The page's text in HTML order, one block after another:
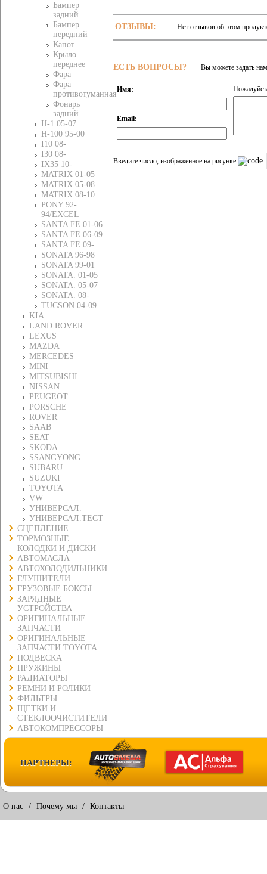
Бампер
задний
Бампер
передний
Капот
Крыло
переднее
Фара
Фара
противотуманная
Фонарь
задний
H-1 05-07
H-100 95-00
I10 08-
I30 08-
IХ35 10-
MATRIX 01-05
MATRIX 05-08
MATRIX 08-10
PONY 92-
94/EXCEL
SANTA FE 01-06
SANTA FE 06-09
SANTA FE 09-
SONATA 96-98
SONATA 99-01
SONATA. 01-05
SONATA. 05-07
SONATA. 08-
TUCSON 04-09
KIA
LAND ROVER
LEXUS
MAZDA
MERCEDES
MINI
MITSUBISHI
NISSAN
PEUGEOT
PORSCHE
ROVER
SAAB
SEAT
SKODA
SSANGYONG
SUBARU
SUZUKI
TOYOTA
VW
УНИВЕРСАЛ.
УНИВЕРСАЛ.ТЕСТ
СЦЕПЛЕНИЕ
ТОРМОЗНЫЕ
КОЛОДКИ И ДИСКИ
АВТОМАСЛА
АВТОХОЛОДИЛЬНИКИ
ГЛУШИТЕЛИ
ГРУЗОВЫЕ БОКСЫ
ЗАРЯДНЫЕ
УСТРОЙСТВА
ОРИГИНАЛЬНЫЕ
ЗАПЧАСТИ
ОРИГИНАЛЬНЫЕ
ЗАПЧАСТИ TOYOTA
ПОДВЕСКА
ПРУЖИНЫ
РАДИАТОРЫ
РЕМНИ И РОЛИКИ
ФИЛЬТРЫ
ЩЕТКИ И
СТЕКЛООЧИСТИТЕЛИ
АВТОКОМПРЕССОРЫ
ОТЗЫВЫ: Нет отзывов об этом
ЕСТЬ ВОПРОСЫ? Вы можете задать
Имя:
Email:
Введите число, изображенное на рисунке:
ПАРТНЕРЫ:
О нас / Почему мы / Контакты